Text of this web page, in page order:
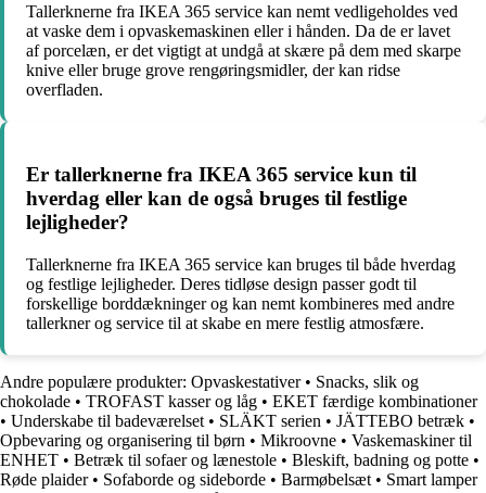
Tallerknerne fra IKEA 365 service kan nemt vedligeholdes ved
at vaske dem i opvaskemaskinen eller i hånden. Da de er lavet
af porcelæn, er det vigtigt at undgå at skære på dem med skarpe
knive eller bruge grove rengøringsmidler, der kan ridse
overfladen.
Er tallerknerne fra IKEA 365 service kun til
hverdag eller kan de også bruges til festlige
lejligheder?
Tallerknerne fra IKEA 365 service kan bruges til både hverdag
og festlige lejligheder. Deres tidløse design passer godt til
forskellige borddækninger og kan nemt kombineres med andre
tallerkner og service til at skabe en mere festlig atmosfære.
Andre populære produkter: Opvaskestativer• Snacks, slik og
chokolade • TROFAST kasser og låg • EKET færdige kombinationer
• Underskabe til badeværelset • SLÄKT serien • JÄTTEBO betræk •
Opbevaring og organisering til børn • Mikroovne • Vaskemaskiner til
ENHET • Betræk til sofaer og lænestole • Bleskift, badning og potte •
Røde plaider• Sofaborde og sideborde • Barmøbelsæt • Smart lamper